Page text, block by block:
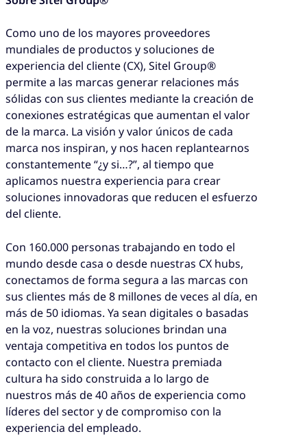
Como uno de los mayores proveedores
mundiales de productos y soluciones de
experiencia del cliente (CX), Sitel Group®
permite a las marcas generar relaciones más
sólidas con sus clientes mediante la creación de
conexiones estratégicas que aumentan el valor
de la marca. La visión y valor únicos de cada
marca nos inspiran, y nos hacen replantearnos
constantemente “¿y si…?”, al tiempo que
aplicamos nuestra experiencia para crear
soluciones innovadoras que reducen el esfuerzo
del cliente.
Con 160.000 personas trabajando en todo el
mundo desde casa o desde nuestras CX hubs,
conectamos de forma segura a las marcas con
sus clientes más de 8 millones de veces al día, en
más de 50 idiomas. Ya sean digitales o basadas
en la voz, nuestras soluciones brindan una
ventaja competitiva en todos los puntos de
contacto con el cliente. Nuestra premiada
cultura ha sido construida a lo largo de
nuestros más de 40 años de experiencia como
líderes del sector y de compromiso con la
experiencia del empleado.